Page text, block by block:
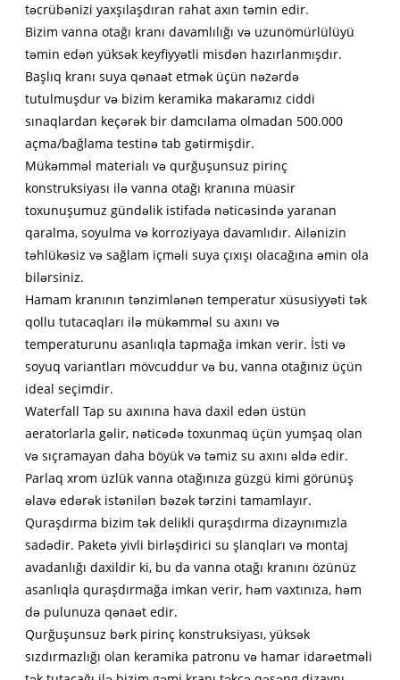
təcrübənizi yaxşılaşdıran rahat axın təmin edir.
Bizim vanna otağı kranı davamlılığı və uzunömürlülüyü
təmin edən yüksək keyfiyyətli misdən hazırlanmışdır.
Başlıq kranı suya qənaət etmək üçün nəzərdə
tutulmuşdur və bizim keramika makaramız ciddi
sınaqlardan keçərək bir damcılama olmadan 500.000
açma/bağlama testinə tab gətirmişdir.
Mükəmməl materialı və qurğuşunsuz pirinç
konstruksiyası ilə vanna otağı kranına müasir
toxunuşumuz gündəlik istifadə nəticəsində yaranan
qaralma, soyulma və korroziyaya davamlıdır. Ailənizin
təhlükəsiz və sağlam içməli suya çıxışı olacağına əmin ola
bilərsiniz.
Hamam kranının tənzimlənən temperatur xüsusiyyəti tək
qollu tutacaqları ilə mükəmməl su axını və
temperaturunu asanlıqla tapmağa imkan verir. İsti və
soyuq variantları mövcuddur və bu, vanna otağınız üçün
ideal seçimdir.
Waterfall Tap su axınına hava daxil edən üstün
aeratorlarla gəlir, nəticədə toxunmaq üçün yumşaq olan
və sıçramayan daha böyük və təmiz su axını əldə edir.
Parlaq xrom üzlük vanna otağınıza güzgü kimi görünüş
əlavə edərək istənilən bəzək tərzini tamamlayır.
Quraşdırma bizim tək delikli quraşdırma dizaynımızla
sadədir. Paketə yivli birləşdirici su şlanqları və montaj
avadanlığı daxildir ki, bu da vanna otağı kranını özünüz
asanlıqla quraşdırmağa imkan verir, həm vaxtınıza, həm
də pulunuza qənaət edir.
Qurğuşunsuz bərk pirinç konstruksiyası, yüksək
sızdırmazlığı olan keramika patronu və hamar idarəetməli